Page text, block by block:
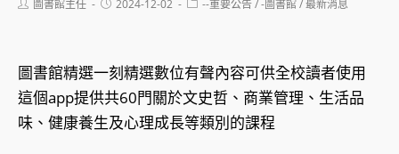
Post圖書館主任
Post2024-12-02
Post--重要公告/-圖書館/最新消息
圖書館精選一刻精選數位有聲內容可供全校讀者使用
這個app提供共60門關於文史哲、商業管理、生活品
味、健康養生及心理成長等類別的課程